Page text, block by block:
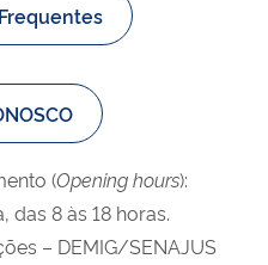
(Opening hours):
das 8 às 18 horas.
– DEMIG/SENAJUS